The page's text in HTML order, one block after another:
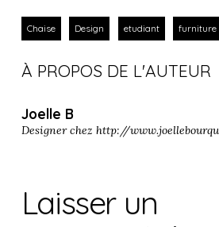
Chaise Design etudiant furniture
À PROPOS DE L'AUTEUR
Joelle B
Designer chez http://
Laisser un